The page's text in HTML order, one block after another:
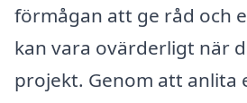
förmågan att ge råd och
kan vara ovärderligt när
projekt. Genom att anlita